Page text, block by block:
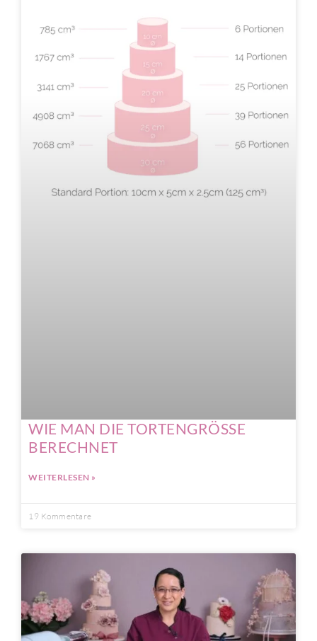
WIE MAN DIE TORTENGRÖSSE
BERECHNET
WEITERLESEN »
19 Kommentare